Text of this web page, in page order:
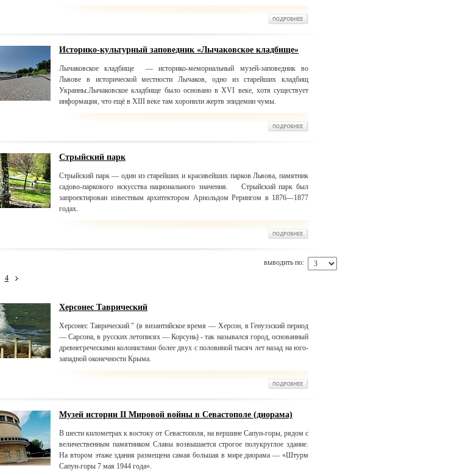
Историко-культурный заповедник «Лычаковское кладбище»
Лычаковское кладбище — историко-мемориальный музей-заповедник во
Львове в исторической местности Лычаков, одно из старейших кладбищ
Украины.Лычаковское кладбище было основано в XVI веке, хотя существует
информация, что ещё в XIII веке там хоронили жертв эпидемии чумы.
Стрыйский парк
Стрыйский парк — один из старейших и красивейших парков Львова, памятник
садово-паркового искусства национального значения. Стрыйский парк был
запроектирован известным архитектором Арнольдом Рерингом в 1876—1877
годах.
4
выводить по:
Херсонес Таврический
Херсонес Таврический " (в византийское время — Херсон, в Генуэзский период
— Сарсона, в русских летописях — Корсунь) - так назывался город, основанный
древнегреческими колонистами более двух с половиной тысяч лет назад на юго-
западной оконечности Крыма.
Музей истории ІІ Мировой войны в Севастополе (диорама)
В шести километрах к востоку от Севастополя, на вершине Сапун-горы, рядом с
величественным памятником Славы возвышается строгое полукруглое здание.
На втором этаже здания размещена самая большая в мире диорама — «Штурм
Сапун-горы 7 мая 1944 года».